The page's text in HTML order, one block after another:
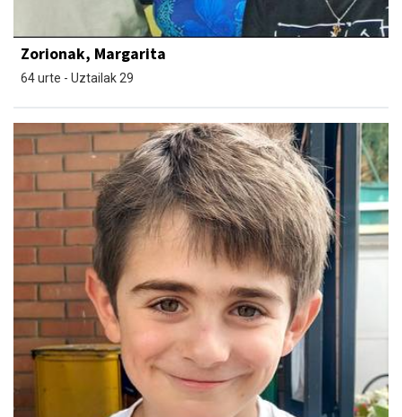
Zorionak, Margarita
64 urte - Uztailak 29